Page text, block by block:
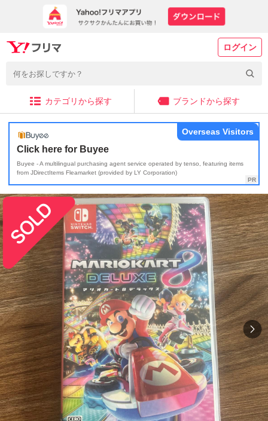
ログイン
カテゴリから探す ブランドから探す
Click here for Buyee
Buyee - A multilingual purchasing agent service operated by tenso, featuring items
from JDirectItems Fleamarket (provided by LY Corporation)
Overseas Visitors